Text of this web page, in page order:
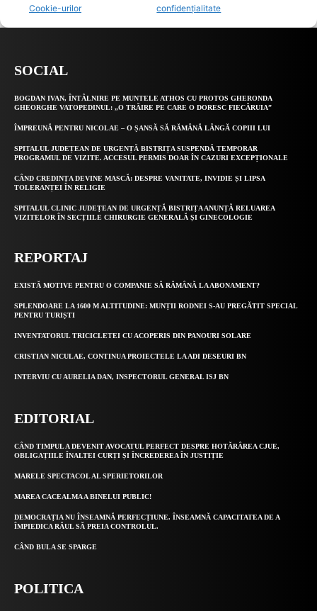
SOCIAL
BOGDAN IVAN, ÎNTÂLNIRE PE MUNTELE ATHOS CU PROTOS GHERONDA
GHEORGHE VATOPEDINUL: „O TRĂIRE PE CARE O DORESC FIECĂRUIA”
ÎMPREUNĂ PENTRU NICOLAE – O ȘANSĂ SĂ RĂMÂNĂ LÂNGĂ COPIII LUI
SPITALUL JUDEȚEAN DE URGENȚĂ BISTRIȚA SUSPENDĂ TEMPORAR
PROGRAMUL DE VIZITE. ACCESUL PERMIS DOAR ÎN CAZURI EXCEPȚIONALE
CÂND CREDINȚA DEVINE MASCĂ: DESPRE VANITATE, INVIDIE ȘI LIPSA
TOLERANȚEI ÎN RELIGIE
SPITALUL CLINIC JUDEȚEAN DE URGENȚĂ BISTRIȚA ANUNȚĂ RELUAREA
VIZITELOR ÎN SECȚIILE CHIRURGIE GENERALĂ ȘI GINECOLOGIE
REPORTAJ
EXISTĂ MOTIVE PENTRU O COMPANIE SĂ RĂMÂNĂ LA ABONAMENT?
SPLENDOARE LA 1600 M ALTITUDINE: MUNȚII RODNEI S-AU PREGĂTIT SPECIAL
PENTRU TURIȘTI
INVENTATORUL TRICICLETEI CU ACOPERIS DIN PANOURI SOLARE
CRISTIAN NICULAE, CONTINUA PROIECTELE LA ADI DESEURI BN
INTERVIU CU AURELIA DAN, INSPECTORUL GENERAL ISJ BN
EDITORIAL
CÂND TIMPUL A DEVENIT AVOCATUL PERFECT DESPRE HOTĂRÂREA CJUE,
OBLIGAȚIILE ÎNALTEI CURȚI ȘI ÎNCREDEREA ÎN JUSTIȚIE
MARELE SPECTACOL AL SPERIETORILOR
MAREA CACEALMA A BINELUI PUBLIC!
DEMOCRAȚIA NU ÎNSEAMNĂ PERFECȚIUNE. ÎNSEAMNĂ CAPACITATEA DE A
ÎMPIEDICA RĂUL SĂ PREIA CONTROLUL.
CÂND BULA SE SPARGE
POLITICA